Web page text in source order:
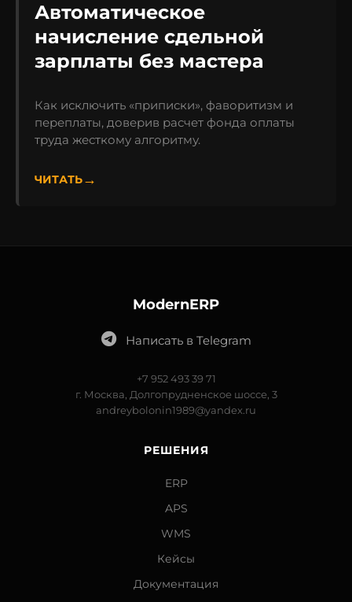
Автоматическое
начисление сдельной
зарплаты без мастера
Как исключить «приписки», фаворитизм и
переплаты, доверив расчет фонда оплаты
труда жесткому алгоритму.
ЧИТАТЬ
ModernERP
Написать в Telegram
+7 952 493 39 71
г. Москва, Долгопрудненское шоссе, 3
andreybolonin1989@yandex.ru
РЕШЕНИЯ
ERP
APS
WMS
Кейсы
Документация